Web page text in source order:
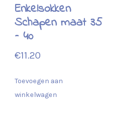
Enkelsokken
Schapen maat 35
– 40
€11.20
Toevoegen aan
winkelwagen